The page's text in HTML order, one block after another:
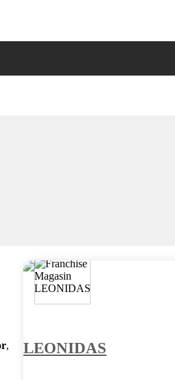
,
LEONIDAS